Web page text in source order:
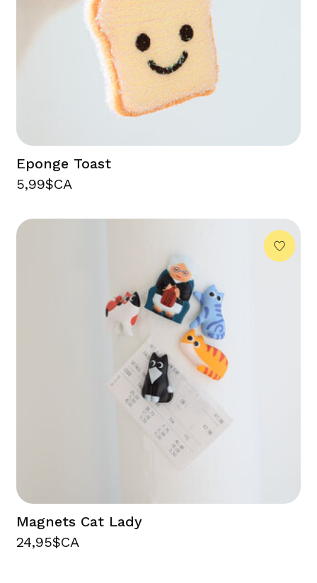
Eponge Toast
5,99$CA
Magnets Cat Lady
24,95$CA